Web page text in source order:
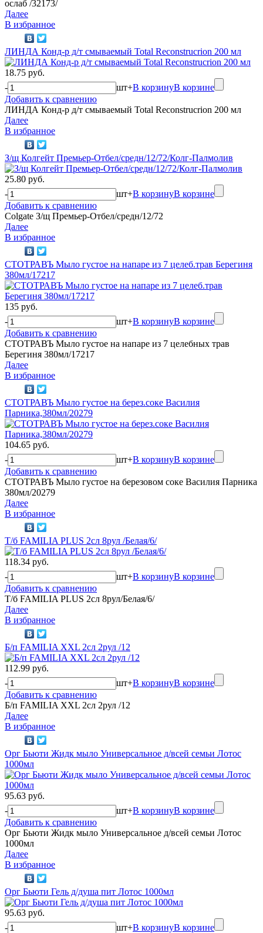
ослаб /32173/
Далее
В избранное
ЛИНДА Конд-р д/т смываемый Total Reconstrucrion 200 мл
18.75 руб.
-
шт+В корзинуВ корзине
Добавить к сравнению
ЛИНДА Конд-р д/т смываемый Total Reconstrucrion 200 мл
Далее
В избранное
З/щ Колгейт Премьер-Отбел/средн/12/72/Колг-Палмолив
25.80 руб.
-
шт+В корзинуВ корзине
Добавить к сравнению
Colgate З/щ Премьер-Отбел/средн/12/72
Далее
В избранное
СТОТРАВЪ Мыло густое на напаре из 7 целеб.трав Берегиня
380мл/17217
135 руб.
-
шт+В корзинуВ корзине
Добавить к сравнению
СТОТРАВЪ Мыло густое на напаре из 7 целебных трав
Берегиня 380мл/17217
Далее
В избранное
СТОТРАВЪ Мыло густое на берез.соке Василия
Парника,380мл/20279
104.65 руб.
-
шт+В корзинуВ корзине
Добавить к сравнению
СТОТРАВЪ Мыло густое на березовом соке Василия Парника
380мл/20279
Далее
В избранное
Т/б FAMILIA PLUS 2сл 8рул /Белая/6/
118.34 руб.
-
шт+В корзинуВ корзине
Добавить к сравнению
Т/б FAMILIA PLUS 2сл 8рул/Белая/6/
Далее
В избранное
Б/п FAMILIA XXL 2сл 2рул /12
112.99 руб.
-
шт+В корзинуВ корзине
Добавить к сравнению
Б/п FAMILIA XXL 2сл 2рул /12
Далее
В избранное
Орг Бьюти Жидк мыло Универсальное д/всей семьи Лотос
1000мл
95.63 руб.
-
шт+В корзинуВ корзине
Добавить к сравнению
Орг Бьюти Жидк мыло Универсальное д/всей семьи Лотос
1000мл
Далее
В избранное
Орг Бьюти Гель д/душа пит Лотос 1000мл
95.63 руб.
-
шт+В корзинуВ корзине